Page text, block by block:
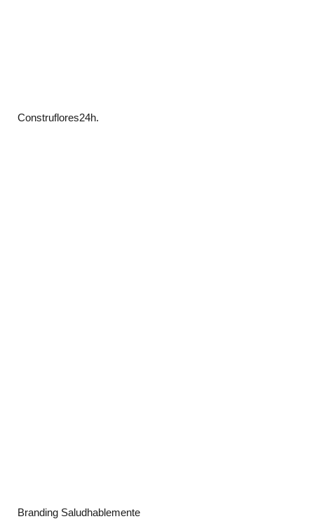
Construflores24h.
Branding Saludhablemente